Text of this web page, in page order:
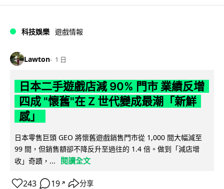
科技娛樂 遊戲情報
Lawton 1 日
日本二手遊戲店減 90% 門市 業績反增
四成 "懷舊"在 Z 世代變成最潮「新鮮
感」
日本零售巨頭 GEO 將懷舊遊戲銷售門市從 1,000 間大幅減至
99 間，但銷售額卻不降反升至過往的 1.4 倍。做到「減店增
收」奇蹟，...
閱讀全文
243 19 ↗ 分享